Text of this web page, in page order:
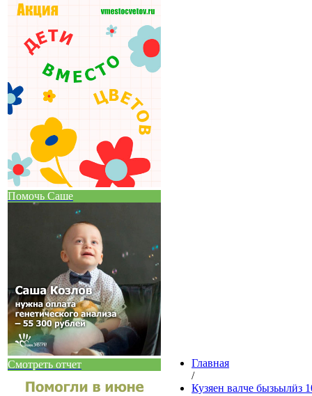
Помочь Саше
Смотреть отчет
Главная
/
Кузяен валче бызьылӥз